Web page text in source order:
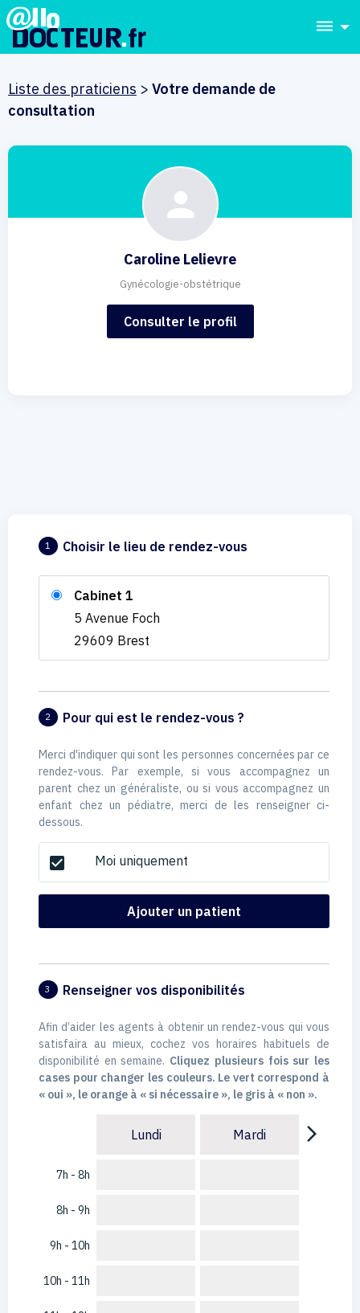
dehaze
Liste des praticiens > Votre demande de
consultation
Caroline Lelievre
Gynécologie-obstétrique
Consulter le profil
1 Choisir le lieu de rendez-vous
Cabinet 1
5 Avenue Foch
29609 Brest
2 Pour qui est le rendez-vous ?
Merci d'indiquer qui sont les personnes concernées par ce
rendez-vous. Par exemple, si vous accompagnez un
parent chez un généraliste, ou si vous accompagnez un
enfant chez un pédiatre, merci de les renseigner ci-
dessous.
check_box Moi uniquement
Ajouter un patient
3 Renseigner vos disponibilités
Afin d’aider les agents à obtenir un rendez-vous qui vous
satisfaira au mieux, cochez vos horaires habituels de
disponibilité en semaine. Cliquez plusieurs fois sur les
cases pour changer les couleurs. Le vert correspond à
« oui », le orange à « si nécessaire », le gris à « non ».
7h - 8h
8h - 9h
9h - 10h
10h - 11h
Lundi Mardi arrow_forward_ios